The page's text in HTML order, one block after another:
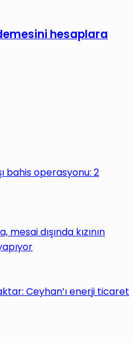
hesaplara
bahis operasyonu: 2
dışında kızının
Ceyhan’ı enerji ticaret